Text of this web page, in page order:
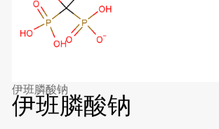
伊班膦酸钠
伊班膦酸钠